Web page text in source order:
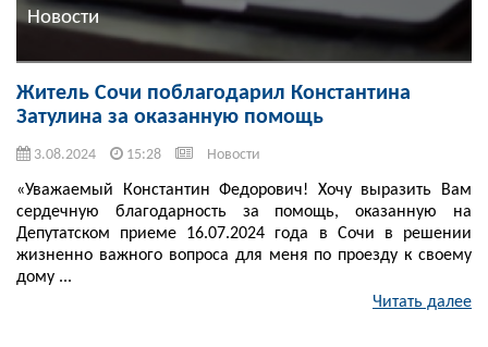
Новости
Житель Сочи поблагодарил Константина
Затулина за оказанную помощь
3.08.2024 15:28 Новости
«Уважаемый Константин Федорович! Хочу выразить Вам
сердечную благодарность за помощь, оказанную на
Депутатском приеме 16.07.2024 года в Сочи в решении
жизненно важного вопроса для меня по проезду к своему
дому ...
Читать далее